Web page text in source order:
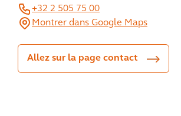
+32 2 505 75 00
Montrer dans Google Maps
Allez sur la page contact